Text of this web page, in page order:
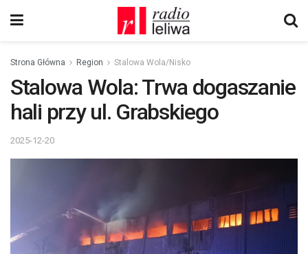
Strona Główna Region Stalowa Wola/Nisko
Stalowa Wola: Trwa dogaszanie
hali przy ul. Grabskiego
2025-12-20